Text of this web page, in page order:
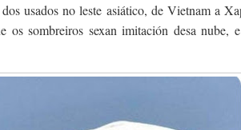
usados no leste asiático, de Vietnam a
sombreiros sexan imitación desa nube,